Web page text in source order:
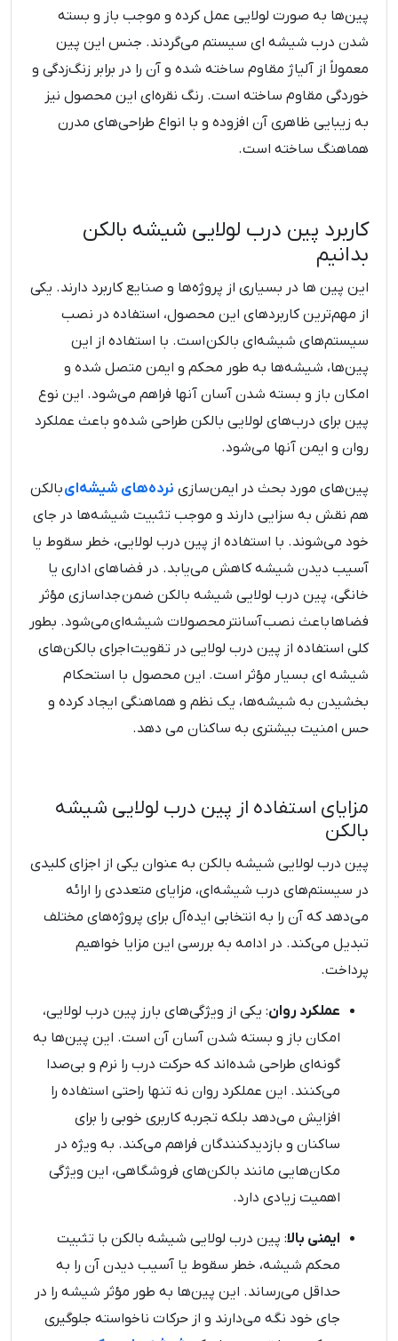
پین‌ها به صورت لولایی عمل کرده و موجب باز و بسته
شدن درب شیشه ای سیستم می‌گردند. جنس این پین
معمولاً از آلیاژ مقاوم ساخته شده و آن را در برابر زنگ‌زدگی و
خوردگی مقاوم ساخته است. رنگ نقره‌ای این محصول نیز
به زیبایی ظاهری آن افزوده و با انواع طراحی‌های مدرن
هماهنگ ساخته است.
کاربرد پین درب لولایی شیشه بالکن
بدانیم
این پین ها در بسیاری از پروژه‌ها و صنایع کاربرد دارند. یکی
از مهم‌ترین کاربردهای این محصول، استفاده در نصب
سیستم‌های شیشه‌ای بالکن است. با استفاده از این
پین‌ها، شیشه‌ها به طور محکم و ایمن متصل شده و
امکان باز و بسته شدن آسان آنها فراهم می‌شود. این نوع
پین‌ برای درب‌های لولایی بالکن طراحی شده و باعث عملکرد
روان و ایمن آنها می‌شود.
پین‌های مورد بحث در ایمن‌سازی نرده‌های شیشه‌ایبالکن
هم نقش به سزایی دارند و موجب تثبیت شیشه‌ها در جای
خود می‌شوند. با استفاده از پین درب لولایی، خطر سقوط یا
آسیب دیدن شیشه کاهش می‌یابد. در فضاهای اداری یا
خانگی، پین درب لولایی شیشه بالکن ضمن جداسازی مؤثر
فضاها باعث نصب آسانتر محصولات شیشه‌ای می‌شود. بطور
کلی استفاده از پین درب لولایی در تقویت اجرای بالکن‌های
شیشه ای بسیار مؤثر است. این محصول با استحکام
بخشیدن به شیشه‌ها، یک نظم و هماهنگی ایجاد کرده و
حس امنیت بیشتری به ساکنان می دهد.
مزایای استفاده از پین درب لولایی شیشه
بالکن
پین درب لولایی شیشه بالکن به عنوان یکی از اجزای کلیدی
در سیستم‌های درب شیشه‌ای، مزایای متعددی را ارائه
می‌دهد که آن را به انتخابی ایده‌آل برای پروژه‌های مختلف
تبدیل می‌کند. در ادامه به بررسی این مزایا خواهیم
پرداخت.
عملکرد روان: یکی از ویژگی‌های بارز پین درب لولایی،
امکان باز و بسته شدن آسان آن است. این پین‌ها به
گونه‌ای طراحی شده‌اند که حرکت درب را نرم و بی‌صدا
می‌کنند. این عملکرد روان نه تنها راحتی استفاده را
افزایش می‌دهد بلکه تجربه کاربری خوبی را برای
ساکنان و بازدیدکنندگان فراهم می‌کند. به ویژه در
مکان‌هایی مانند بالکن‌های فروشگاهی، این ویژگی
اهمیت زیادی دارد.
ایمنی بالا: پین درب لولایی شیشه بالکن با تثبیت
محکم شیشه، خطر سقوط یا آسیب دیدن آن را به
حداقل می‌رساند. این پین‌ها به طور مؤثر شیشه را در
جای خود نگه می‌دارند و از حرکات ناخواسته جلوگیری